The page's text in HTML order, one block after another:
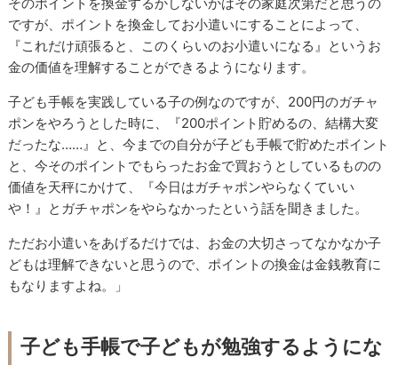
ですが、ポイントを換金してお小遣いにすることによって、
『これだけ頑張ると、このくらいのお小遣いになる』というお
金の価値を理解することができるようになります。
子ども手帳を実践している子の例なのですが、200円のガチャ
ポンをやろうとした時に、『200ポイント貯めるの、結構大変
だったな……』と、今までの自分が子ども手帳で貯めたポイント
と、今そのポイントでもらったお金で買おうとしているものの
価値を天秤にかけて、『今日はガチャポンやらなくていい
や！』とガチャポンをやらなかったという話を聞きました。
ただお小遣いをあげるだけでは、お金の大切さってなかなか子
どもは理解できないと思うので、ポイントの換金は金銭教育に
もなりますよね。」
子ども手帳で子どもが勉強するようにな